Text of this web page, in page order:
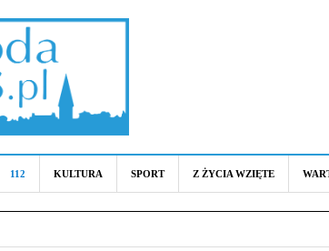
112 KULTURA SPORT Z ŻYCIA WZIĘTE